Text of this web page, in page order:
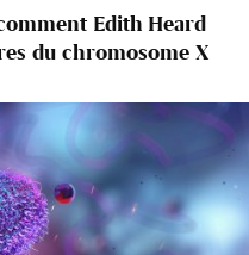
Edith Heard
du chromosome X